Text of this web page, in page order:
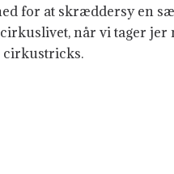
for at skræddersy en
når vi tager
cirkustricks.